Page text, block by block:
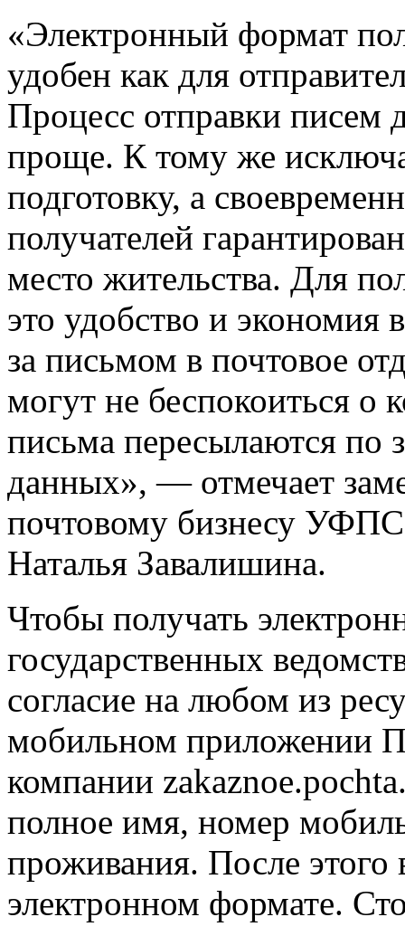
«Электронный формат
удобен как для
Процесс отправки писем
проще. К тому же
подготовку, а
получателей
место жительства. Для
это удобство и экономия
за письмом в почтовое
могут не беспокоиться о
письма пересылаются по
данных», — отмечает
почтовому бизнесу
Наталья Завалишина.
Чтобы получать
государственных
согласие на любом из
мобильном приложении
компании
полное имя, номер
проживания. После этого
электронном формате.